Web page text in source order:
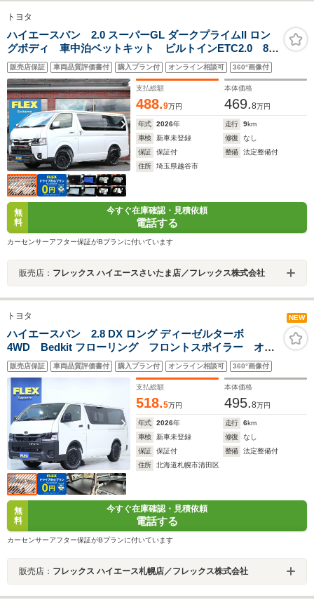
トヨタ
ハイエースバン 2.0 スーパーGL ダークプライムII ロン
グボディ 車中泊ベットキット ビルトインETC2.0 8イ
ンチディスプレイオーディオ トヨタセーフティセンス
3.0 レーダークルーズコントロール Bi-Beamヘッドラ
イト パノラミックビューモニター デジタルインナー
ミラー
販売店保証 車両品質評価書付 購入プラン付 オンライン相談可 360°画像付
支払総額
488.9万円
本体価格
469.8万円
年式 2026年 走行 9km
車検
新車未登録 修復
なし
保証
保証付 整備
法定整備付
住所
埼玉県越谷市
無
料
今すぐ在庫確認・見積依頼
電話する
カーセンサーアフター保証がBプランに付いています
販売店： フレックス ハイエースさいたま店／フレックス株式会社
トヨタ NEW
ハイエースバン 2.8 DX ロング ディーゼルターボ
4WD Bedkit フローリング フロントスポイラー オー
バーフェンダー ホイール16in タイヤ16in テールラン
プ ベッドキット シートカバー デジタルインナーミ
ラ PVM リアヒーター リアクーラー イージークロ
ーザ
販売店保証 車両品質評価書付 購入プラン付 オンライン相談可 360°画像付
支払総額
518.5万円
本体価格
495.8万円
年式 2026年 走行 6km
車検
新車未登録 修復
なし
保証
保証付 整備
法定整備付
住所
北海道札幌市清田区
無
料
今すぐ在庫確認・見積依頼
電話する
カーセンサーアフター保証がBプランに付いています
販売店： フレックス ハイエース札幌店／フレックス株式会社